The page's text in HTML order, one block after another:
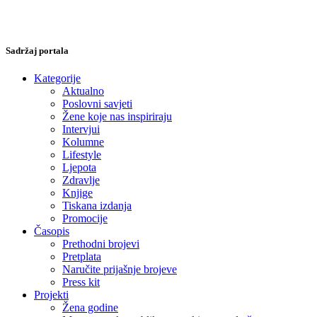
Sadržaj portala
Kategorije
Aktualno
Poslovni savjeti
Žene koje nas inspiriraju
Intervjui
Kolumne
Lifestyle
Ljepota
Zdravlje
Knjige
Tiskana izdanja
Promocije
Časopis
Prethodni brojevi
Pretplata
Naručite prijašnje brojeve
Press kit
Projekti
Žena godine